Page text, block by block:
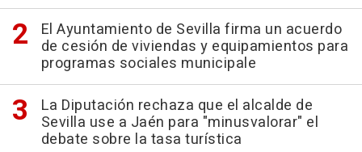
El Ayuntamiento de Sevilla firma un acuerdo
de cesión de viviendas y equipamientos para
programas sociales municipale
La Diputación rechaza que el alcalde de
Sevilla use a Jaén para "minusvalorar" el
debate sobre la tasa turística